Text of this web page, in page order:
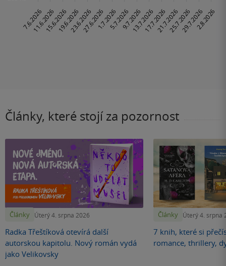
Články, které stojí za pozornost
Články Úterý 4. srpna 2026
Radka Třeštíková otevírá další
autorskou kapitolu. Nový román vydá
jako Velikovsky
Články Úterý 4. srpna
7 knih, které si
romance, thrillery,